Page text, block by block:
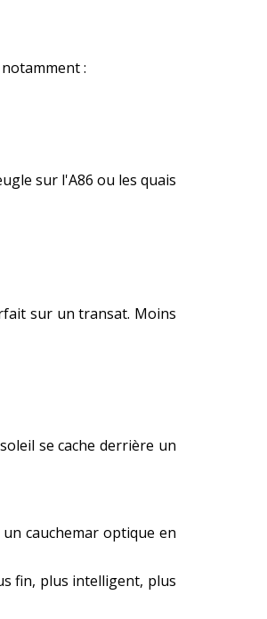
:
sur l'A86 ou les quais
sur un transat. Moins
se cache derrière un
cauchemar optique en
fin, plus intelligent, plus